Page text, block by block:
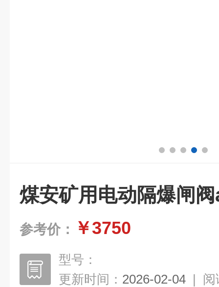
煤安矿用电动隔爆闸
参考价： ￥3750
型号：
更新时间： 2026-02-04 | 阅